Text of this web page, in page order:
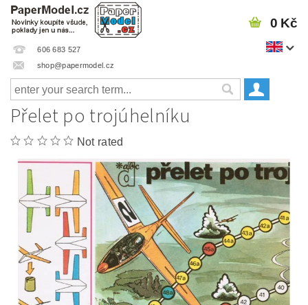
606 683 527
shop@papermodel.cz
0 Kč
Přelet po trojúhelníku
Not rated